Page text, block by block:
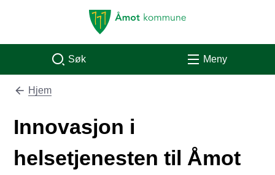
Åmot kommune
Søk Meny
Du er her:
Hjem
Innovasjon i
helsetjenesten til Åmot